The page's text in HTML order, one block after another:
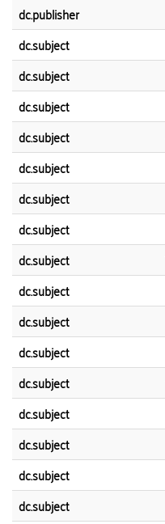
dc.publisher
dc.subject
dc.subject
dc.subject
dc.subject
dc.subject
dc.subject
dc.subject
dc.subject
dc.subject
dc.subject
dc.subject
dc.subject
dc.subject
dc.subject
dc.subject
dc.subject